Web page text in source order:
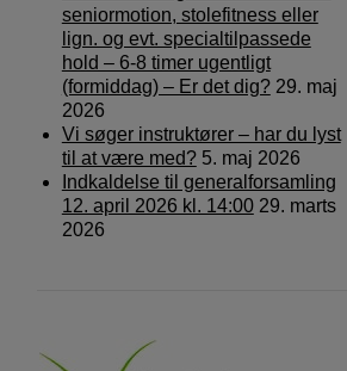
seniormotion, stolefitness eller
lign. og evt. specialtilpassede
hold – 6-8 timer ugentligt
(formiddag) – Er det dig? 29. maj
2026
Vi søger instruktører – har du lyst
til at være med? 5. maj 2026
Indkaldelse til generalforsamling
12. april 2026 kl. 14:00 29. marts
2026